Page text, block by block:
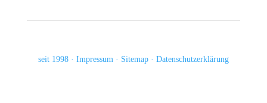
seit 1998 Impressum Sitemap Datenschutzerklärung